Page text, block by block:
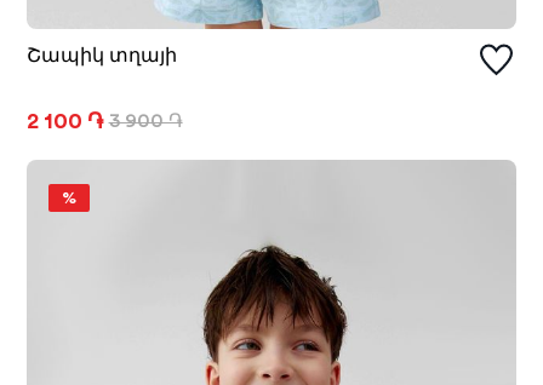
Շապիկ տղայի
2 100 ֏ 3 900 ֏
%